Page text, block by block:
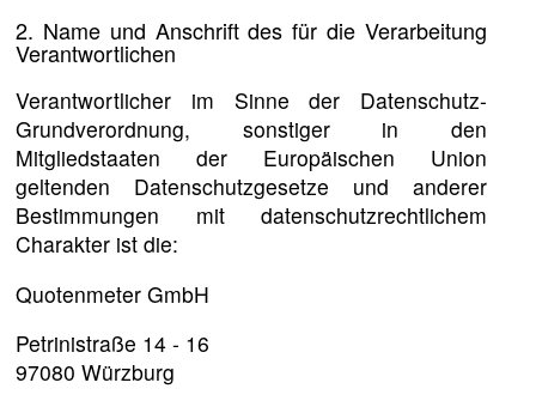
2. Name und Anschrift des für die Verarbeitung
Verantwortlichen
Verantwortlicher im Sinne der Datenschutz-
Grundverordnung, sonstiger in den
Mitgliedstaaten der Europäischen Union
geltenden Datenschutzgesetze und anderer
Bestimmungen mit datenschutzrechtlichem
Charakter ist die:
Quotenmeter GmbH
Petrinistraße 14 - 16
97080 Würzburg